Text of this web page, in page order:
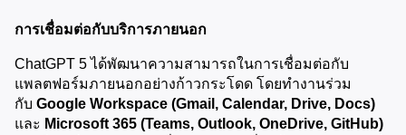
การเชื่อมต่อกับบริการภายนอก
ChatGPT 5 ได้พัฒนาความสามารถในการเชื่อมต่อกับ
แพลตฟอร์มภายนอกอย่างก้าวกระโดด โดยทำงานร่วม
กับ Google Workspace (Gmail, Calendar, Drive, Docs)
และ Microsoft 365 (Teams, Outlook, OneDrive, GitHub)